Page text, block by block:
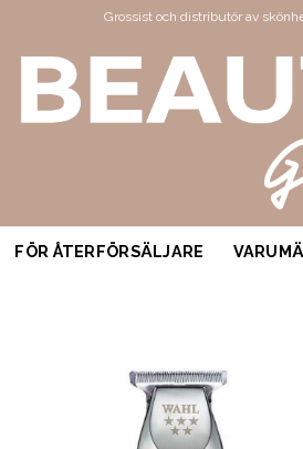
Grossist och distributör av
FÖR ÅTERFÖRSÄLJARE